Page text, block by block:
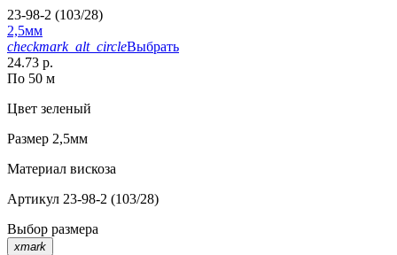
23-98-2 (103/28)
2,5мм
checkmark_alt_circleВыбрать
24.73 р.
По 50 м
Цвет зеленый
Размер 2,5мм
Материал вискоза
Артикул 23-98-2 (103/28)
Выбор размера
xmark